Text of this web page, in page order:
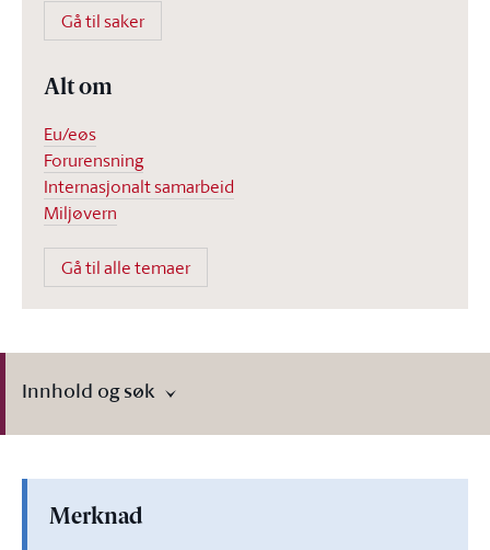
Gå til saker
Alt om
Eu/eøs
Forurensning
Internasjonalt samarbeid
Miljøvern
Gå til alle temaer
Innhold og søk
Merknad